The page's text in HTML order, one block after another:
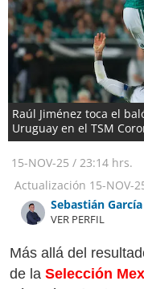
Raúl Jiménez toca el
Uruguay en el TSM
15-NOV-25 / 23:14 hrs.
Actualización 15-NOV-
Sebastián
VER PERFIL
Más allá del
de la Selección